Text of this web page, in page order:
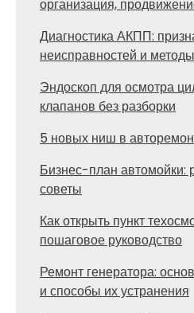
организация,
Диагностика АКПП:
неисправностей и
Эндоскоп для осмотра
клапанов без разборки
5 новых ниш в
Бизнес-план автомойки:
советы
Как открыть пункт
пошаговое руководство
Ремонт генератора:
и способы их устранения